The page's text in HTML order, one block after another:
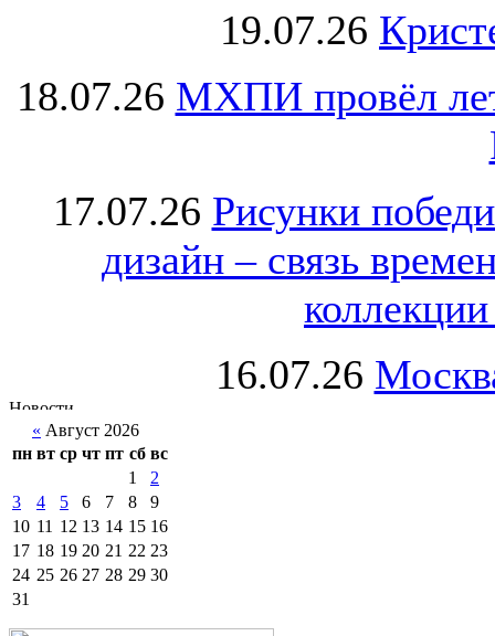
19.07.26
18.07.26 МХПИ провёл
17.07.26 Рисунки
дизайн – связь
16.07.26
« Август 2026
пн вт ср чт пт сб вс
1
2
3
4 5 6 7 8
9
10 11 12 13 14 15 16
17 18 19 20 21 22 23
24 25 26 27 28 29 30
31